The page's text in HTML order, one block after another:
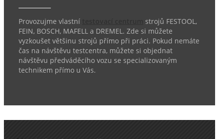
Provozujme vlastní
strojů FESTOOL,
FEIN, BOSCH, MAFELL a DREMEL. Zde si můžete
vyzkoušet většinu strojů přímo při práci. Pokud nemáte
čas na návštěvu testcentra, můžete si objednat
návštěvu předváděcího vozu se specializovaným
technikem přímo u Vás.